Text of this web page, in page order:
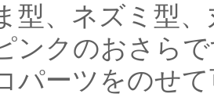
型、ネズミ型
ンクのおさら
パーツをのせ